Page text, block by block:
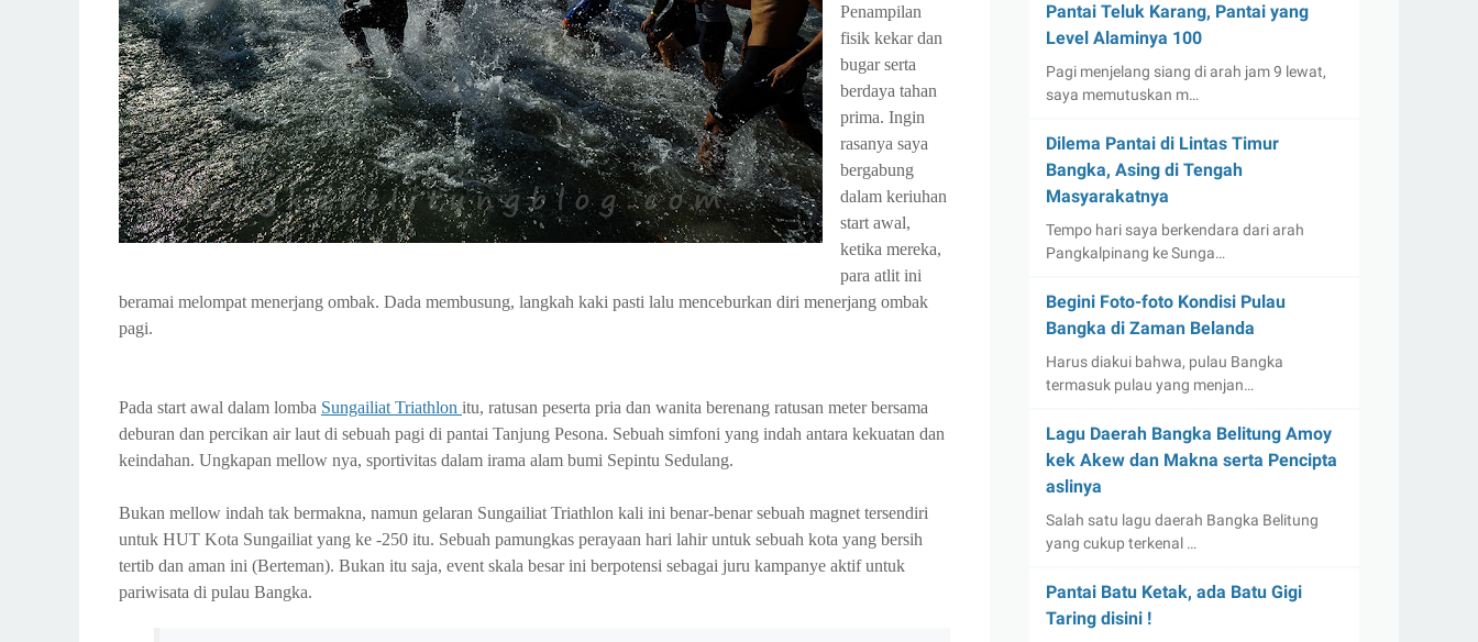
Penampilan
fisik kekar dan
bugar serta
berdaya tahan
prima. Ingin
rasanya saya
bergabung
dalam keriuhan
start awal,
ketika mereka,
para atlit ini
beramai melompat menerjang ombak. Dada membusung, langkah kaki pasti lalu menceburkan diri menerjang ombak
pagi.
Pada start awal dalam lomba Sungailiat Triathlon itu, ratusan peserta pria dan wanita berenang ratusan meter bersama
deburan dan percikan air laut di sebuah pagi di pantai Tanjung Pesona. Sebuah simfoni yang indah antara kekuatan dan
keindahan. Ungkapan mellow nya, sportivitas dalam irama alam bumi Sepintu Sedulang.
Bukan mellow indah tak bermakna, namun gelaran Sungailiat Triathlon kali ini benar-benar sebuah magnet tersendiri
untuk HUT Kota Sungailiat yang ke -250 itu. Sebuah pamungkas perayaan hari lahir untuk sebuah kota yang bersih
tertib dan aman ini (Berteman). Bukan itu saja, event skala besar ini berpotensi sebagai juru kampanye aktif untuk
pariwisata di pulau Bangka.
Pantai Teluk Karang, Pantai yang
Level Alaminya 100
Pagi menjelang siang di arah jam 9 lewat,
saya memutuskan m…
Dilema Pantai di Lintas Timur
Bangka, Asing di Tengah
Masyarakatnya
Tempo hari saya berkendara dari arah
Pangkalpinang ke Sunga…
Begini Foto-foto Kondisi Pulau
Bangka di Zaman Belanda
Harus diakui bahwa, pulau Bangka
termasuk pulau yang menjan…
Lagu Daerah Bangka Belitung Amoy
kek Akew dan Makna serta Pencipta
aslinya
Salah satu lagu daerah Bangka Belitung
yang cukup terkenal …
Pantai Batu Ketak, ada Batu Gigi
Taring disini !